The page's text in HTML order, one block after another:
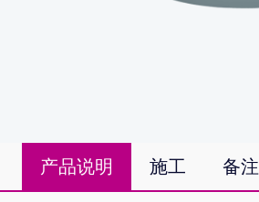
产品说明 施工 备注